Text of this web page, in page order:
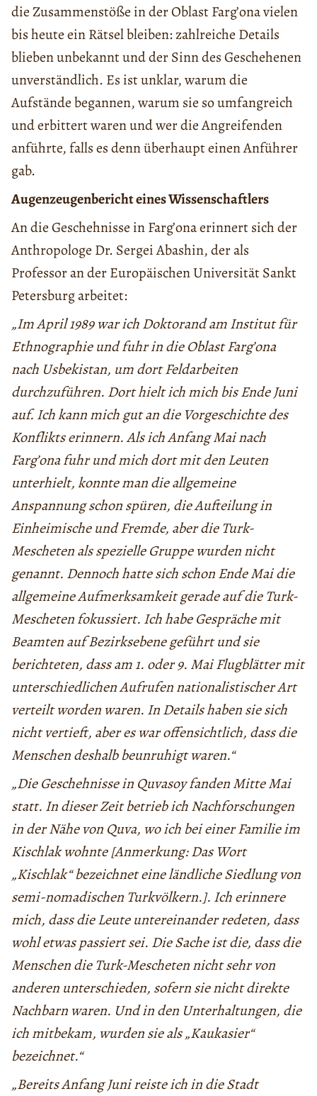
die Zusammenstöße in der Oblast Farg’ona vielen
bis heute ein Rätsel bleiben: zahlreiche Details
blieben unbekannt und der Sinn des Geschehenen
unverständlich. Es ist unklar, warum die
Aufstände begannen, warum sie so umfangreich
und erbittert waren und wer die Angreifenden
anführte, falls es denn überhaupt einen Anführer
gab.
Augenzeugenbericht eines Wissenschaftlers
An die Geschehnisse in Farg’ona erinnert sich der
Anthropologe Dr. Sergei Abashin, der als
Professor an der Europäischen Universität Sankt
Petersburg arbeitet:
„Im April 1989 war ich Doktorand am Institut für
Ethnographie und fuhr in die Oblast Farg’ona
nach Usbekistan, um dort Feldarbeiten
durchzuführen. Dort hielt ich mich bis Ende Juni
auf. Ich kann mich gut an die Vorgeschichte des
Konflikts erinnern. Als ich Anfang Mai nach
Farg’ona fuhr und mich dort mit den Leuten
unterhielt, konnte man die allgemeine
Anspannung schon spüren, die Aufteilung in
Einheimische und Fremde, aber die Turk-
Mescheten als spezielle Gruppe wurden nicht
genannt. Dennoch hatte sich schon Ende Mai die
allgemeine Aufmerksamkeit gerade auf die Turk-
Mescheten fokussiert. Ich habe Gespräche mit
Beamten auf Bezirksebene geführt und sie
berichteten, dass am 1. oder 9. Mai Flugblätter mit
unterschiedlichen Aufrufen nationalistischer Art
verteilt worden waren. In Details haben sie sich
nicht vertieft, aber es war offensichtlich, dass die
Menschen deshalb beunruhigt waren.“
„Die Geschehnisse in Quvasoy fanden Mitte Mai
statt. In dieser Zeit betrieb ich Nachforschungen
in der Nähe von Quva, wo ich bei einer Familie im
Kischlak wohnte [Anmerkung: Das Wort
„Kischlak“ bezeichnet eine ländliche Siedlung von
semi-nomadischen Turkvölkern.]. Ich erinnere
mich, dass die Leute untereinander redeten, dass
wohl etwas passiert sei. Die Sache ist die, dass die
Menschen die Turk-Mescheten nicht sehr von
anderen unterschieden, sofern sie nicht direkte
Nachbarn waren. Und in den Unterhaltungen, die
ich mitbekam, wurden sie als „Kaukasier“
bezeichnet.“
„Bereits Anfang Juni reiste ich in die Stadt